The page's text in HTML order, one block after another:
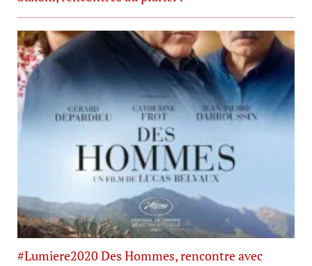
#Lumiere2020 Des Hommes, rencontre avec